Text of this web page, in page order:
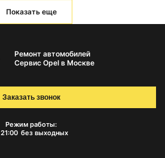
Показать еще
Ремонт автомобилей
Сервис Opel в Москве
Режим работы:
без выходных
Заказать звонок